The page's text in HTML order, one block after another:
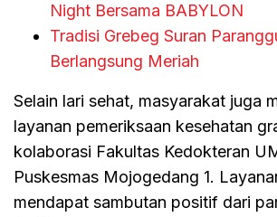
Night Bersama BABYLON
Tradisi Grebeg Suran
Berlangsung Meriah
Selain lari sehat, masyarakat juga
layanan pemeriksaan kesehatan
kolaborasi Fakultas Kedokteran
Puskesmas Mojogedang 1.
mendapat sambutan positif dari